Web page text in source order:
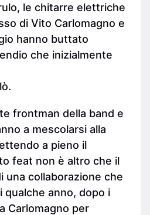
le chitarre elettriche
di Vito Carlomagno e
hanno buttato
che inizialmente
frontman della band e
a mescolarsi alla
a pieno il
feat non è altro che il
una collaborazione che
qualche anno, dopo i
Carlomagno per